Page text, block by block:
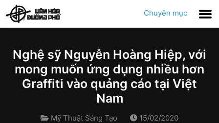
Chuyên mục
Nghệ sỹ Nguyễn Hoàng Hiệp, với
mong muốn ứng dụng nhiều hơn
Graffiti vào quảng cáo tại Việt
Nam
Mỹ Thuật Sáng Tạo 15/02/2020